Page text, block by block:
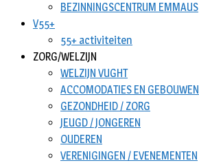
BEZINNINGSCENTRUM EMMAUS
V55+
55+ activiteiten
ZORG/WELZIJN
WELZIJN VUGHT
ACCOMODATIES EN GEBOUWEN
GEZONDHEID / ZORG
JEUGD / JONGEREN
OUDEREN
VERENIGINGEN / EVENEMENTEN